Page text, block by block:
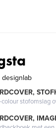
designlab
colour stofomslag